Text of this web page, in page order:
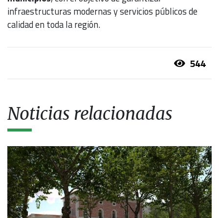
infraestructuras modernas y servicios públicos de
calidad en toda la región.
544
Noticias relacionadas